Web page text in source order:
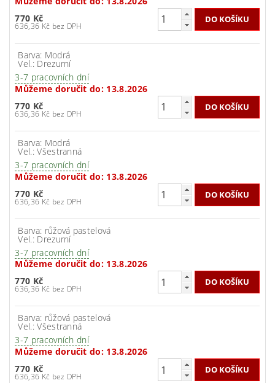
770 Kč
636,36 Kč bez DPH
Barva: Modrá
Vel.: Drezurní
3-7 pracovních dní
Můžeme doručit do: 13.8.2026
770 Kč
636,36 Kč bez DPH
Barva: Modrá
Vel.: Všestranná
3-7 pracovních dní
Můžeme doručit do: 13.8.2026
770 Kč
636,36 Kč bez DPH
Barva: růžová pastelová
Vel.: Drezurní
3-7 pracovních dní
Můžeme doručit do: 13.8.2026
770 Kč
636,36 Kč bez DPH
Barva: růžová pastelová
Vel.: Všestranná
3-7 pracovních dní
Můžeme doručit do: 13.8.2026
770 Kč
636,36 Kč bez DPH